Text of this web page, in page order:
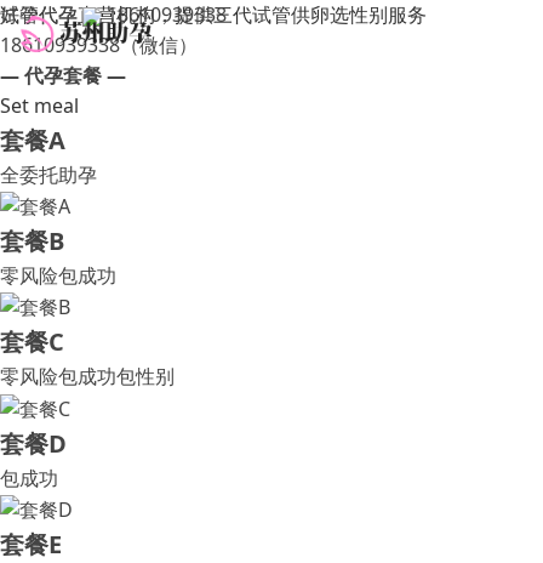
试管代孕直营机构，提供三代试管供卵选性别服务
好孕代孕
18610939338
18610939338（微信）
— 代孕套餐 —
Set meal
套餐A
全委托助孕
套餐B
零风险包成功
套餐C
零风险包成功包性别
套餐D
包成功
套餐E